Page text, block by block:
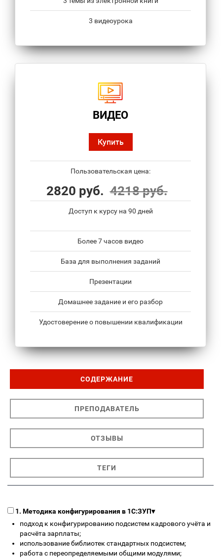
3 видеоурока
ВИДЕО
Купить
Пользовательская цена:
2820 руб. 4218 руб.
Доступ к курсу на 90 дней
Более 7 часов видео
База для выполнения заданий
Презентации
Домашнее задание и его разбор
Удостоверение о повышении квалификации
СОДЕРЖАНИЕ
ПРЕПОДАВАТЕЛЬ
ОТЗЫВЫ
ТЕГИ
1. Методика конфигурирования в 1С:ЗУП▾
подход к конфигурированию подсистем кадрового учёта и
расчёта зарплаты;
использование библиотек стандартных подсистем;
работа с переопределяемыми общими модулями;